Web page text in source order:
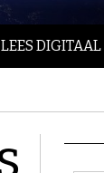
LEES DIGITAAL